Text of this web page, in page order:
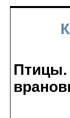
Птицы.